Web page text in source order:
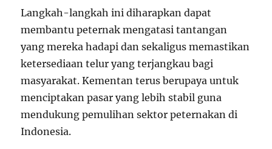
Langkah-langkah ini diharapkan dapat
membantu peternak mengatasi tantangan
yang mereka hadapi dan sekaligus memastikan
ketersediaan telur yang terjangkau bagi
masyarakat. Kementan terus berupaya untuk
menciptakan pasar yang lebih stabil guna
mendukung pemulihan sektor peternakan di
Indonesia.